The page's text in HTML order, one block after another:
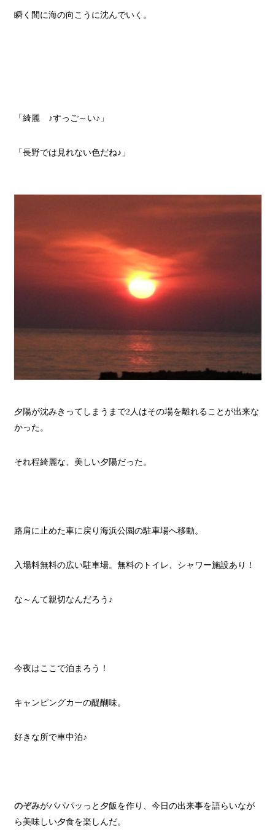
瞬く間に海の向こうに沈んでいく。
「綺麗 ♪すっご～い♪」
「長野では見れない色だね♪」
夕陽が沈みきってしまうまで2人はその場を離れることが出来な
かった。
それ程綺麗な、美しい夕陽だった。
路肩に止めた車に戻り海浜公園の駐車場へ移動。
入場料無料の広い駐車場。無料のトイレ、シャワー施設あり！
な～んて親切なんだろう♪
今夜はここで泊まろう！
キャンピングカーの醍醐味。
好きな所で車中泊♪
のぞみがパパパッっと夕飯を作り、今日の出来事を語らいなが
ら美味しい夕食を楽しんだ。